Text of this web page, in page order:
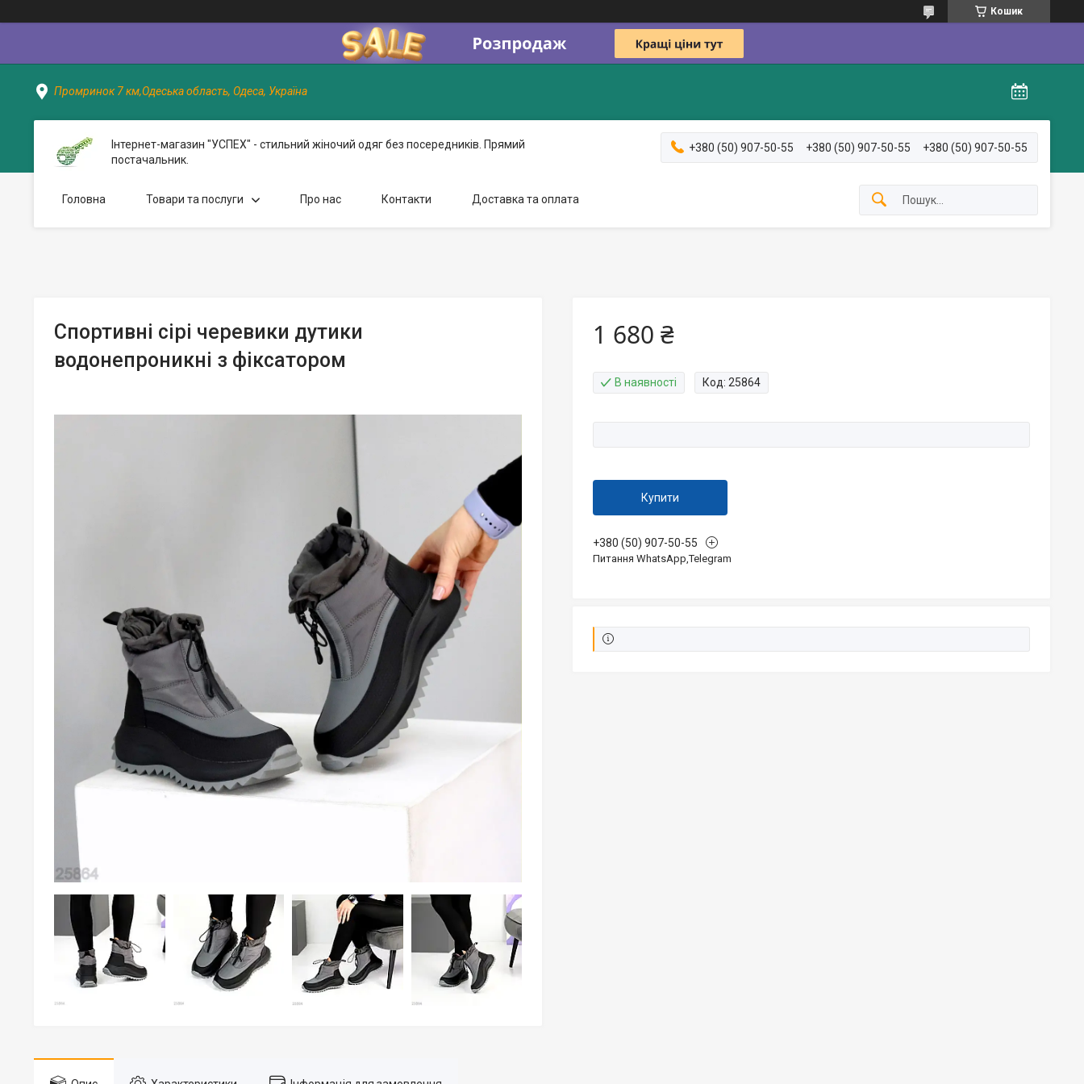
Кошик
Промринок 7 км,Одеська область, Одеса, Україна
Інтернет-магазин "УСПЕХ" - стильний жіночий одяг без посередників. Прямий
постачальник.
+380 (50) 907-50-55 +380 (50) 907-50-55 +380 (50) 907-50-55
Головна Товари та послуги Про нас Контакти Доставка та оплата
Спортивні сірі черевики дутики
водонепроникні з фіксатором
1 680 ₴
В наявності Код: 25864
Купити
+380 (50) 907-50-55
Питання WhatsApp,Telegram